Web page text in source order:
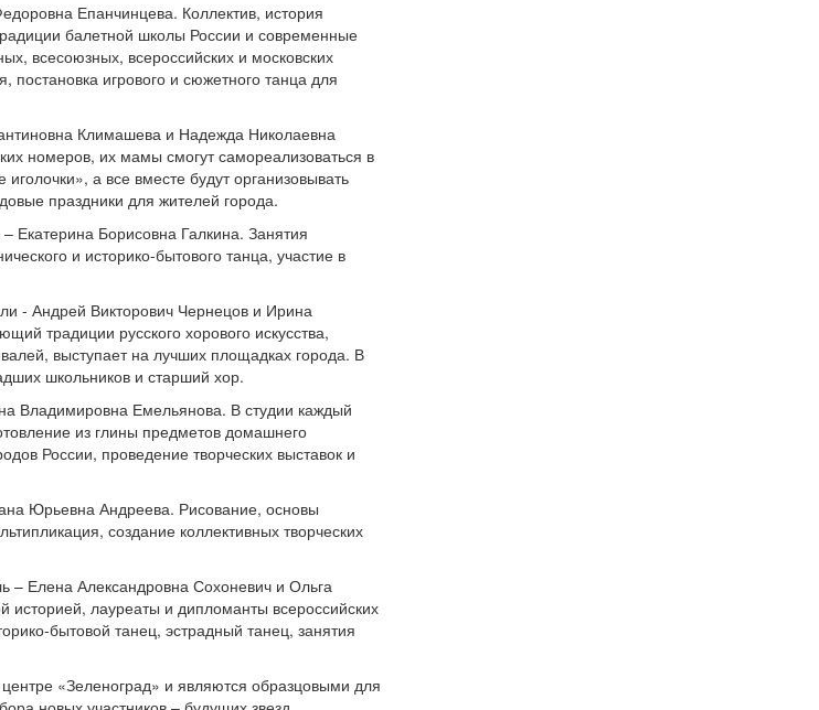
Епанчинцева. Коллектив, история
балетной школы России и современные
всесоюзных, всероссийских и московских
постановка игрового и сюжетного танца для
Климашева и Надежда Николаевна
номеров, их мамы смогут самореализоваться в
а все вместе будут организовывать
праздники для жителей города.
Екатерина Борисовна Галкина. Занятия
и историко-бытового танца, участие в
- Андрей Викторович Чернецов и Ирина
традиции русского хорового искусства,
выступает на лучших площадках города. В
школьников и старший хор.
Владимировна Емельянова. В студии каждый
из глины предметов домашнего
России, проведение творческих выставок и
Юрьевна Андреева. Рисование, основы
создание коллективных творческих
– Елена Александровна Сохоневич и Ольга
историей, лауреаты и дипломанты всероссийских
бытовой танец, эстрадный танец, занятия
«Зеленоград» и являются образцовыми для